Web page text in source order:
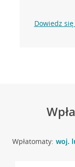
Dowiedz
Wpłatomaty: woj.